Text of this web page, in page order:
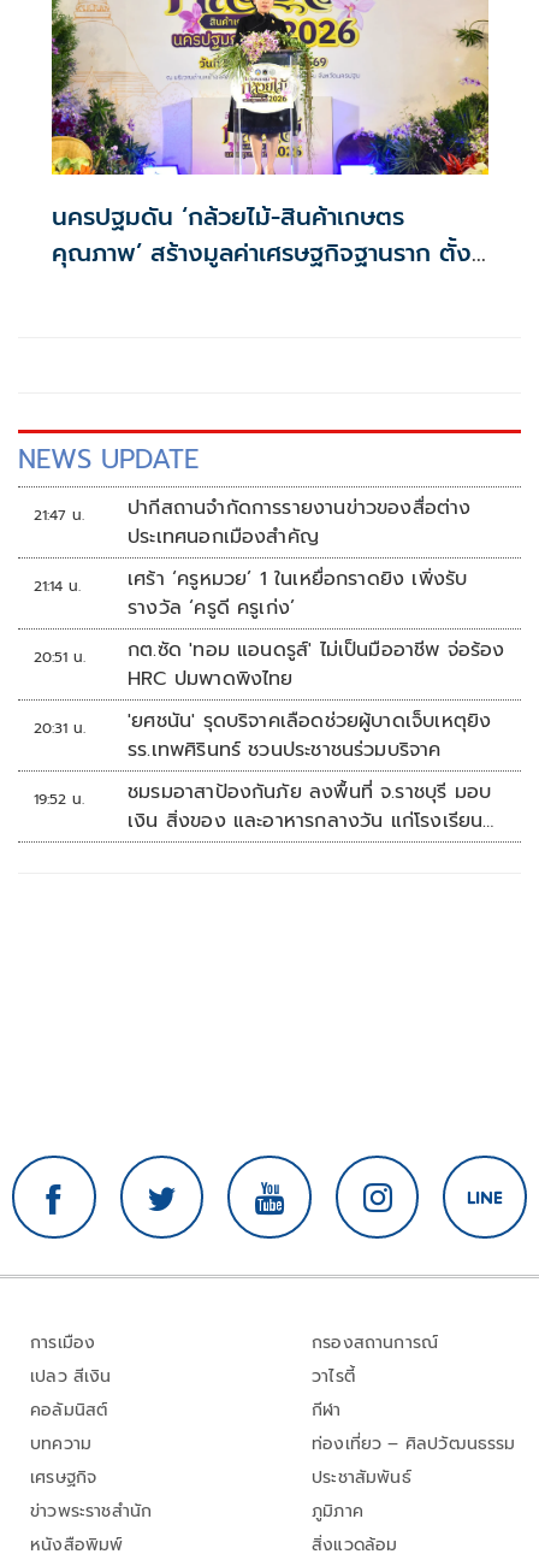
นครปฐมดัน ‘กล้วยไม้-สินค้าเกษตร
คุณภาพ’ สร้างมูลค่าเศรษฐกิจฐานราก ตั้ง
NEWS UPDATE
21:47 น.
ปากีสถานจำกัดการรายงานข่าวของสื่อต่าง
ประเทศนอกเมืองสำคัญ
21:14 น.
เศร้า ‘ครูหมวย’ 1 ในเหยื่อกราดยิง เพิ่งรับ
รางวัล ‘ครูดี ครูเก่ง’
20:51 น.
กต.ซัด 'ทอม แอนดรูส์' ไม่เป็นมืออาชีพ จ่อร้อง
HRC ปมพาดพิงไทย
20:31 น.
'ยศชนัน' รุดบริจาคเลือดช่วยผู้บาดเจ็บเหตุยิง
รร.เทพศิรินทร์ ชวนประชาชนร่วมบริจาค
19:52 น.
ชมรมอาสาป้องกันภัย ลงพื้นที่ จ.ราชบุรี มอบ
เงิน สิ่งของ และอาหารกลางวัน แก่โรงเรียน
บ้านหนองน้ำใส
การเมือง
เปลว สีเงิน
คอลัมนิสต์
บทความ
เศรษฐกิจ
ข่าวพระราชสำนัก
หนังสือพิมพ์
กรองสถานการณ์
วาไรตี้
กีฬา
ท่องเที่ยว – ศิลปวัฒนธรรม
ประชาสัมพันธ์
ภูมิภาค
สิ่งแวดล้อม